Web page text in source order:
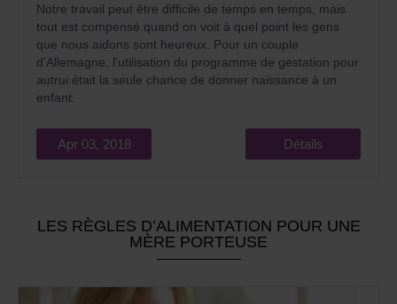
Notre travail peut être difficile de temps en temps, mais
tout est compensé quand on voit à quel point les gens
que nous aidons sont heureux. Pour un couple
d'Allemagne, l'utilisation du programme de gestation pour
autrui était la seule chance de donner naissance à un
enfant.
Apr 03, 2018 Détails
LES RÈGLES D’ALIMENTATION POUR UNE
MÈRE PORTEUSE